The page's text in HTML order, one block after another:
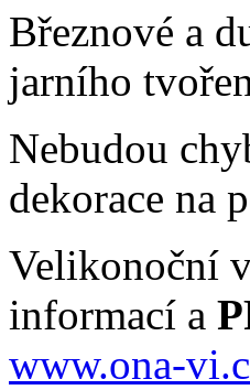
Březnové a
jarního
Nebudou
dekorace na
Velikonoční
informací a
www.ona-